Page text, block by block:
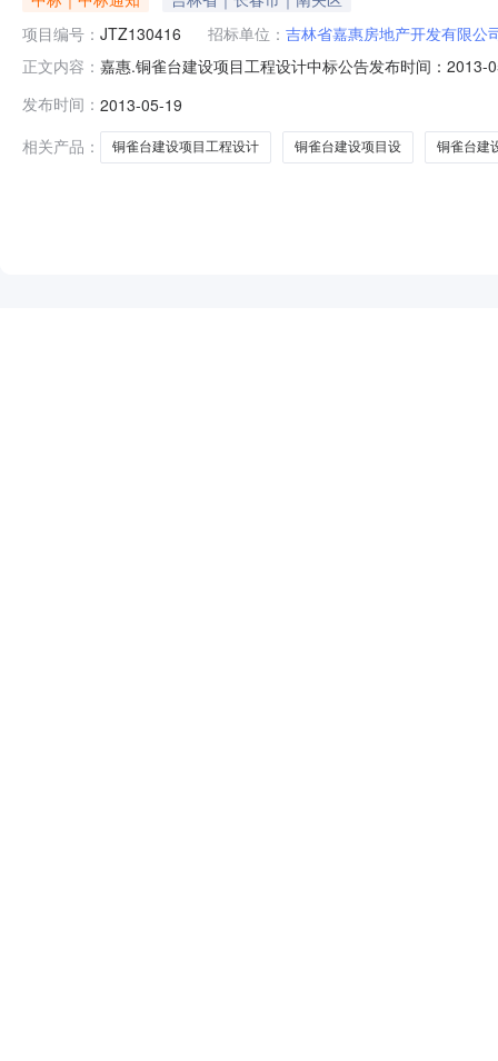
项目编号： JTZ130416 招标单位： 吉林省嘉惠房地产开发有限公
正文内容： 嘉惠.铜雀台建设项目工程设计中标公告发布时间：
雀台建设项目设计进行公开招标，该项目于2013年5月
标项目编号
发布时间： 2013-05-19
相关产品：
铜雀台建设项目工程设计 铜雀台建设项目设 铜雀台建